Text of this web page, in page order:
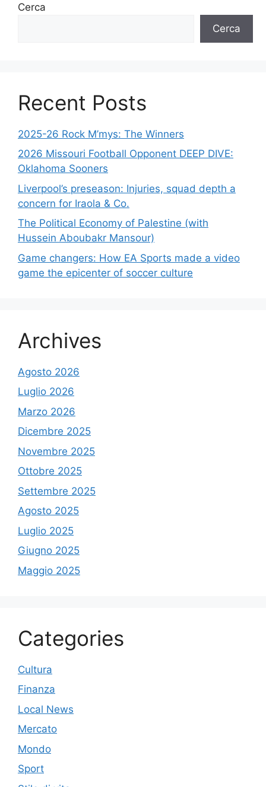
Cerca
Cerca
Recent Posts
2025-26 Rock M’mys: The Winners
2026 Missouri Football Opponent DEEP DIVE:
Oklahoma Sooners
Liverpool’s preseason: Injuries, squad depth a
concern for Iraola & Co.
The Political Economy of Palestine (with
Hussein Aboubakr Mansour)
Game changers: How EA Sports made a video
game the epicenter of soccer culture
Archives
Agosto 2026
Luglio 2026
Marzo 2026
Dicembre 2025
Novembre 2025
Ottobre 2025
Settembre 2025
Agosto 2025
Luglio 2025
Giugno 2025
Maggio 2025
Categories
Cultura
Finanza
Local News
Mercato
Mondo
Sport